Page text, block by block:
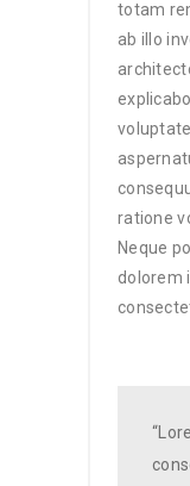
totam
ab illo
ratione
Neque
dolorem